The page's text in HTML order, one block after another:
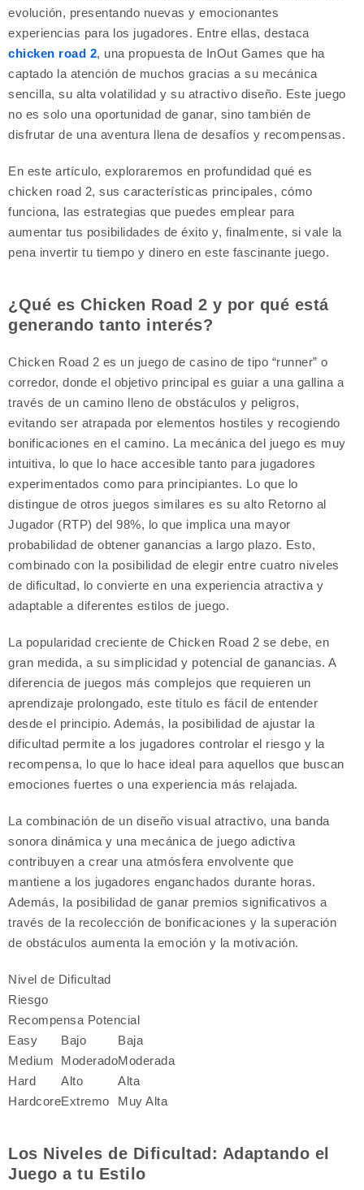
evolución, presentando nuevas y emocionantes
experiencias para los jugadores. Entre ellas, destaca
chicken road 2, una propuesta de InOut Games que ha
captado la atención de muchos gracias a su mecánica
sencilla, su alta volatilidad y su atractivo diseño. Este juego
no es solo una oportunidad de ganar, sino también de
disfrutar de una aventura llena de desafíos y recompensas.
En este artículo, exploraremos en profundidad qué es
chicken road 2, sus características principales, cómo
funciona, las estrategias que puedes emplear para
aumentar tus posibilidades de éxito y, finalmente, si vale la
pena invertir tu tiempo y dinero en este fascinante juego.
¿Qué es Chicken Road 2 y por qué está
generando tanto interés?
Chicken Road 2 es un juego de casino de tipo “runner” o
corredor, donde el objetivo principal es guiar a una gallina a
través de un camino lleno de obstáculos y peligros,
evitando ser atrapada por elementos hostiles y recogiendo
bonificaciones en el camino. La mecánica del juego es muy
intuitiva, lo que lo hace accesible tanto para jugadores
experimentados como para principiantes. Lo que lo
distingue de otros juegos similares es su alto Retorno al
Jugador (RTP) del 98%, lo que implica una mayor
probabilidad de obtener ganancias a largo plazo. Esto,
combinado con la posibilidad de elegir entre cuatro niveles
de dificultad, lo convierte en una experiencia atractiva y
adaptable a diferentes estilos de juego.
La popularidad creciente de Chicken Road 2 se debe, en
gran medida, a su simplicidad y potencial de ganancias. A
diferencia de juegos más complejos que requieren un
aprendizaje prolongado, este título es fácil de entender
desde el principio. Además, la posibilidad de ajustar la
dificultad permite a los jugadores controlar el riesgo y la
recompensa, lo que lo hace ideal para aquellos que buscan
emociones fuertes o una experiencia más relajada.
La combinación de un diseño visual atractivo, una banda
sonora dinámica y una mecánica de juego adictiva
contribuyen a crear una atmósfera envolvente que
mantiene a los jugadores enganchados durante horas.
Además, la posibilidad de ganar premios significativos a
través de la recolección de bonificaciones y la superación
de obstáculos aumenta la emoción y la motivación.
Nivel de Dificultad
Riesgo
Recompensa Potencial
Easy
Bajo
Baja
Medium
ModeradoModerada
Hard
Alto
Alta
HardcoreExtremo Muy Alta
Los Niveles de Dificultad: Adaptando el
Juego a tu Estilo